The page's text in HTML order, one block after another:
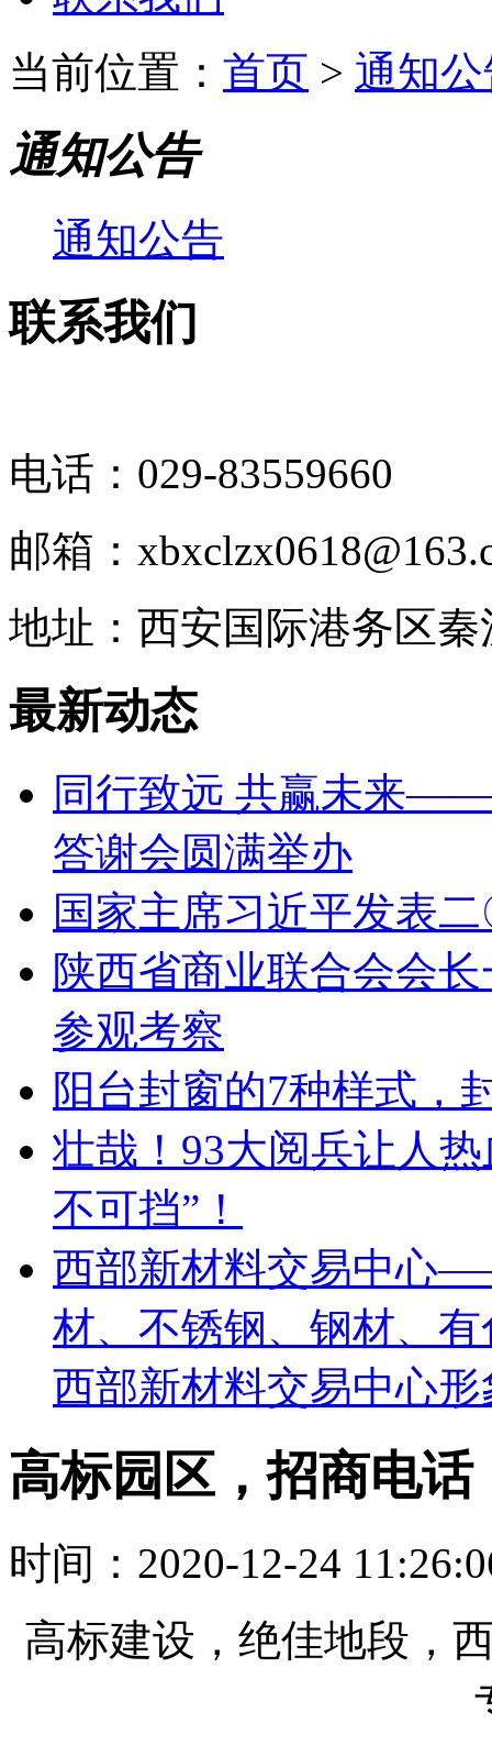
当前位置： 首页 > 通知
通知公告
通知公告
联系我们
电话：029-83559660
邮箱：
地址：西安国际港务区秦
最新动态
同行致远 共赢未来
答谢会圆满举办
国家主席习近平发表
陕西省商业联合会会
参观考察
阳台封窗的7种样式，
壮哉！93大阅兵让人
不可挡”！
西部新材料交易中心
材、不锈钢、钢材、
西部新材料交易中心
高标园区，招商电话
时间：2020-12-24
高标建设，绝佳地段，